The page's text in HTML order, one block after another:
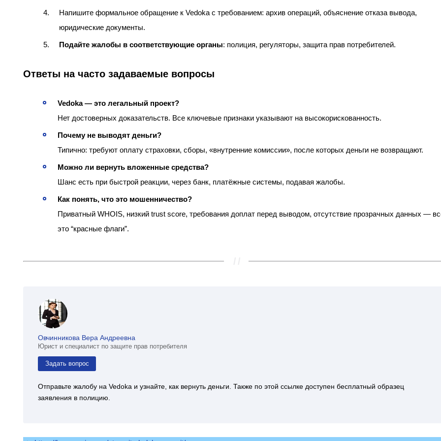
Напишите формальное обращение к Vedoka с требованием: архив операций, объяснение отказа вывода,
юридические документы.
Подайте жалобы в соответствующие органы: полиция, регуляторы, защита прав потребителей.
Ответы на часто задаваемые вопросы
Vedoka — это легальный проект?
Нет достоверных доказательств. Все ключевые признаки указывают на высокорискованность.
Почему не выводят деньги?
Типично: требуют оплату страховки, сборы, «внутренние комиссии», после которых деньги не возвращают.
Можно ли вернуть вложенные средства?
Шанс есть при быстрой реакции, через банк, платёжные системы, подавая жалобы.
Как понять, что это мошенничество?
Приватный WHOIS, низкий trust score, требования доплат перед выводом, отсутствие прозрачных данных —
это “красные флаги”.
Овчинникова Вера Андреевна
Юрист и специалист по защите прав потребителя
Задать вопрос
Отправьте жалобу на Vedoka и узнайте, как вернуть деньги. Также по этой ссылке доступен бесплатный образец
заявления в полицию.